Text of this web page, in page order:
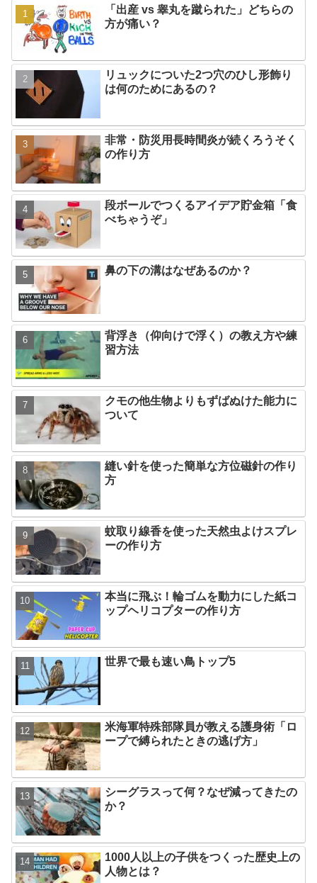
「出産 vs 睾丸を蹴られた」どちらの
方が痛い？
リュックについた2つ穴のひし形飾り
は何のためにあるの？
非常・防災用長時間炎が続くろうそく
の作り方
段ボールでつくるアイデア貯金箱「食
べちゃうぞ」
鼻の下の溝はなぜあるのか？
背浮き（仰向けで浮く）の教え方や練
習方法
クモの他生物よりもずばぬけた能力に
ついて
縫い針を使った簡単な方位磁針の作り
方
蚊取り線香を使った天然虫よけスプレ
ーの作り方
本当に飛ぶ！輪ゴムを動力にした紙コ
ップヘリコプターの作り方
世界で最も速い鳥トップ5
米海軍特殊部隊員が教える護身術「ロ
ープで縛られたときの逃げ方」
シーグラスって何？なぜ減ってきたの
か？
1000人以上の子供をつくった歴史上の
人物とは？